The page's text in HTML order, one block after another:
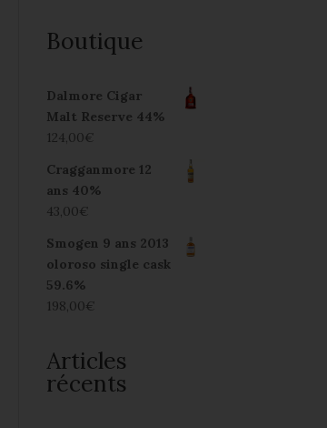
Boutique
Dalmore Cigar
Malt Reserve 44%
124,00€
Cragganmore 12
ans 40%
43,00€
Smogen 9 ans 2013
oloroso single cask
59.6%
198,00€
Articles
récents